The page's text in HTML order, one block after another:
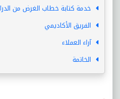
خدمة كتابة خطاب الغرض من
الفريق الأكاديمي
آراء العملاء
الخاتمة